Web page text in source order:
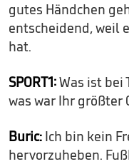
gutes Händchen
entscheidend, weil
hat.
SPORT1:Was ist bei
was war Ihr größter
Buric: Ich bin kein
hervorzuheben.